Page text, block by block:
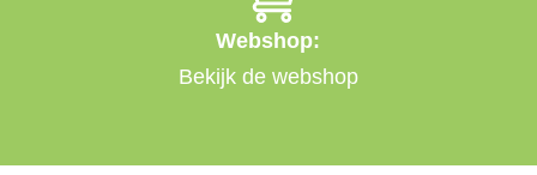
Webshop:
Bekijk de webshop